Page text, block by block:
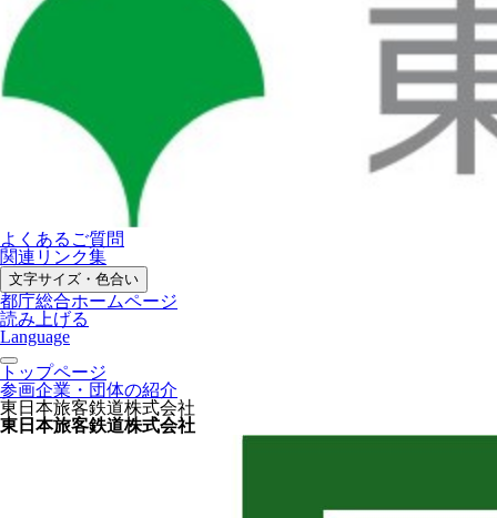
よくあるご質問
関連リンク集
文字サイズ・色合い
都庁総合ホームページ
読み上げる
Language
トップページ
参画企業・団体の紹介
東日本旅客鉄道株式会社
東日本旅客鉄道株式会社